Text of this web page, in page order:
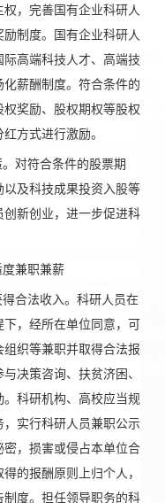
，完善国有企业科研人
制度。国有企业科研人
高端科技人才、高端技
薪酬制度。符合条件的
奖励、股权期权等股权
方式进行激励。
对符合条件的股票期
及科技成果投资入股等
新创业，进一步促进科
兼职兼薪
合法收入。科研人员在
，经所在单位同意，可
织等兼职并取得合法报
决策咨询、扶贫济困、
科研机构、高校应当规
实行科研人员兼职公示
，损害或侵占本单位合
的报酬原则上归个人，
度。担任领导职务的科